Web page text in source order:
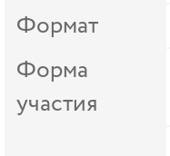
Формат
Форма
участия